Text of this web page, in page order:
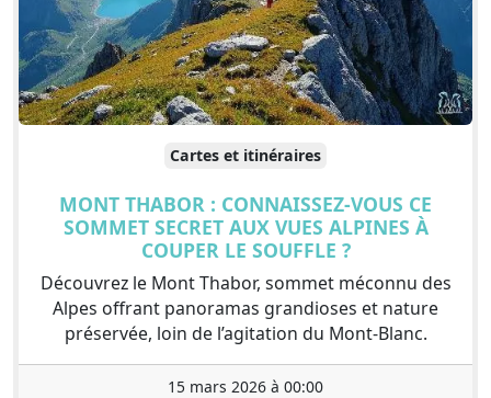
Cartes et itinéraires
MONT THABOR : CONNAISSEZ-VOUS CE
SOMMET SECRET AUX VUES ALPINES À
COUPER LE SOUFFLE ?
Découvrez le Mont Thabor, sommet méconnu des
Alpes offrant panoramas grandioses et nature
préservée, loin de l’agitation du Mont-Blanc.
15 mars 2026 à 00:00